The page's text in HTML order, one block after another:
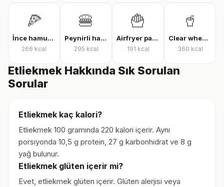
🍕
İnce hamur karışık pizza
266 kcal
🍔
Peynirli hamburger
295 kcal
🍟
Airfryer patates kızartması
191 kcal
🥤
Clear whey protein
360 kcal
Etliekmek Hakkında Sık Sorulan
Sorular
Etliekmek kaç kalori?
Etliekmek 100 gramında 220 kalori içerir. Aynı
porsiyonda 10,5 g protein, 27 g karbonhidrat ve 8 g
yağ bulunur.
Etliekmek glüten içerir mi?
Evet, etliekmek glüten içerir. Glüten alerjisi veya